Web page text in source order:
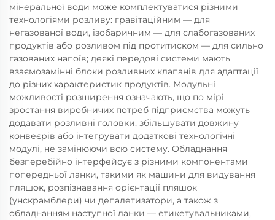
мінеральної води може комплектуватися різними
технологіями розливу: гравітаційним — для
негазованої води, ізобаричним — для слабогазованих
продуктів або розливом під протитиском — для сильно
газованих напоїв; деякі передові системи мають
взаємозамінні блоки розливних клапанів для адаптації
до різних характеристик продуктів. Модульні
можливості розширення означають, що по мірі
зростання виробничих потреб підприємства можуть
додавати розливні головки, збільшувати довжину
конвеєрів або інтегрувати додаткові технологічні
модулі, не замінюючи всю систему. Обладнання
безперебійно інтерфейсує з різними компонентами
попередньої ланки, такими як машини для видування
пляшок, розпізнавання орієнтації пляшок
(унскрамблери) чи депалетизатори, а також з
обладнанням наступної ланки — етикетувальниками,